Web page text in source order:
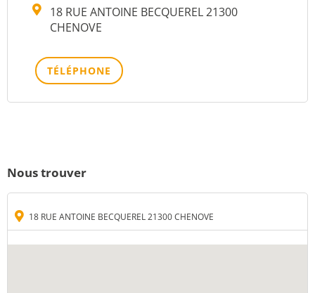
18 RUE ANTOINE BECQUEREL 21300
CHENOVE
TÉLÉPHONE
Nous trouver
18 RUE ANTOINE BECQUEREL 21300 CHENOVE